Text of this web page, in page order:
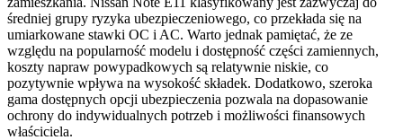
średniej grupy ryzyka ubezpieczeniowego, co przekłada się na
umiarkowane stawki OC i AC. Warto jednak pamiętać, że ze
względu na popularność modelu i dostępność części zamiennych,
koszty napraw powypadkowych są relatywnie niskie, co
pozytywnie wpływa na wysokość składek. Dodatkowo, szeroka
gama dostępnych opcji ubezpieczenia pozwala na dopasowanie
ochrony do indywidualnych potrzeb i możliwości finansowych
właściciela.